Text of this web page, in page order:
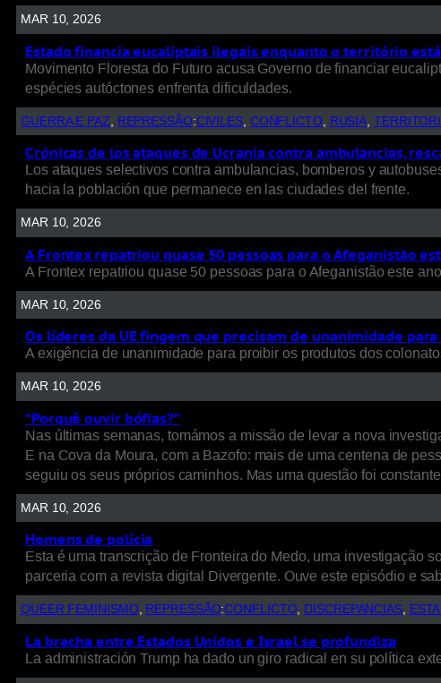
MAR 10, 2026
Estado financia eucaliptais ilegais enquanto o território
Movimento Floresta do Futuro acusa Governo de financiar
espécies autóctones enfrenta dificuldades.
GUERRA E PAZ REPRESSÃO:CIVILES, CONFLICTO, RUSIA
Crónicas de los ataques de Ucrania contra ambulancias,
Los ataques selectivos contra ambulancias, bomberos y
hacia la población que permanece en las ciudades del frente.
MAR 10, 2026
A Frontex repatriou quase 50 pessoas para o Afeganistão
A Frontex repatriou quase 50 pessoas para o Afeganistão este
MAR 10, 2026
Os líderes da UE fingem que precisam de unanimidade
A exigência de unanimidade para proibir os produtos dos
MAR 10, 2026
“Porquê ouvir bófias?”
Nas últimas semanas, tomámos a missão de levar a nova
E na Cova da Moura, com a Bazofo: mais de uma centena de
seguiu os seus próprios caminhos. Mas uma questão foi
MAR 10, 2026
Homens de polícia
Esta é uma transcrição de Fronteira do Medo, uma investigação
parceria com a revista digital Divergente. Ouve este episódio e
QUEER FEMINISMO, REPRESSÃO:CONFLICTO, DISCREPANCIAS,
La brecha entre Estados Unidos e Israel se profundiza
La administración Trump ha dado un giro radical en su política